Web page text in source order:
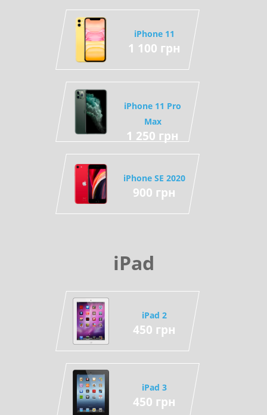
iPhone 11
1 100 грн
iPhone 11 Pro
Max
1 250 грн
iPhone SE 2020
900 грн
iPad
iPad 2
450 грн
iPad 3
450 грн